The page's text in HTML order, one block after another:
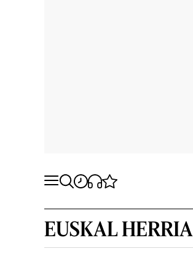
EUSKAL HERRIA